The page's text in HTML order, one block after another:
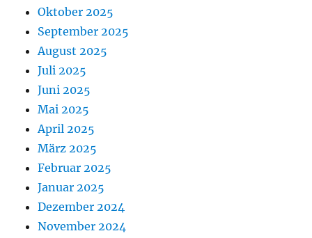
Oktober 2025
September 2025
August 2025
Juli 2025
Juni 2025
Mai 2025
April 2025
März 2025
Februar 2025
Januar 2025
Dezember 2024
November 2024